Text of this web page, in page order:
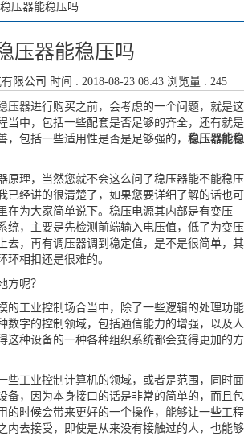
稳压器能稳压吗
压器能稳压吗
限公司 时间 : 2018-08-23 08:43 浏览量 : 245
压器进行购买之前，会考虑的一个问题，就是这
当中，包括一些配套是否足够的齐全，还有就是
，包括一些适用性是否是足够强的， 稳压器能稳
原理，当然您就不会这么问了稳压器能不能稳压
已经讲的很清楚了，如果您要详细了解的话也可
在为大家简单说下。稳压电源其内部是有变压
统，主要是先检测前端输入电压值，低了为变压
去，再有调压器调到稳定值，是不是很简单，其
环相扣还是很难的。
方呢？
的工业控制场合当中，除了一些逻辑的处理功能
数字的控制领域，包括通信能力的增强，以及人
这种设备的一种各种组织系统都会变得更加的方
些工业控制计算机的领域，或者是范围，同时面
备，因为本身接口的话是非常的简单的，而且包
的时候会带来更好的一个操作，能够让一些工程
内去接受，即使是从来没有接触过的人，也能够